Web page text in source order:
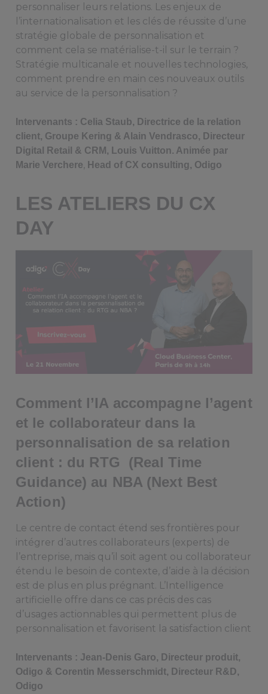
personnaliser leurs relations. Les enjeux de
l’internationalisation et les clés de réussite d’une
stratégie globale de personnalisation et
comment cela se matérialise-t-il sur le terrain ?
Stratégie multicanale et nouvelles technologies,
comment prendre en main ces nouveaux outils
au service de la personnalisation ?
Intervenants : Celia Staub, Directrice de la relation
client, Groupe Kering & Alain Vendrasco, Directeur
Digital Retail & CRM, Louis Vuitton. Animée par
Marie Verchere, Head of CX consulting, Odigo
LES ATELIERS DU CX
DAY
Comment l’IA accompagne l’agent
et le collaborateur dans la
personnalisation de sa relation
client : du RTG (Real Time
Guidance) au NBA (Next Best
Action)
Le centre de contact étend ses frontières pour
intégrer d’autres collaborateurs (experts) de
l’entreprise, mais qu’il soit agent ou collaborateur
étendu le besoin de contexte, d’aide à la décision
est de plus en plus prégnant. L’Intelligence
artificielle offre dans ce cas précis des cas
d’usages actionnables qui permettent plus de
personnalisation et favorisent la satisfaction client
Intervenants : Jean-Denis Garo, Directeur produit,
Odigo & Corentin Messerschmidt, Directeur R&D,
Odigo